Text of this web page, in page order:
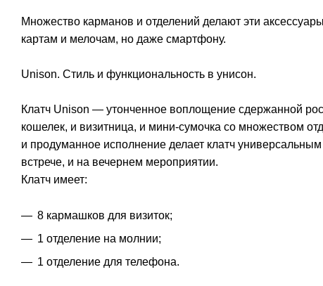
Множество карманов и отделений делают эти
картам и мелочам, но даже смартфону.
Unison. Стиль и функциональность в унисон.
Клатч Unison — утонченное воплощение сдержанной
кошелек, и визитница, и мини-сумочка со множеством
и продуманное исполнение делает клатч
встрече, и на вечернем мероприятии.
Клатч имеет:
8 кармашков для визиток;
1 отделение на молнии;
1 отделение для телефона.